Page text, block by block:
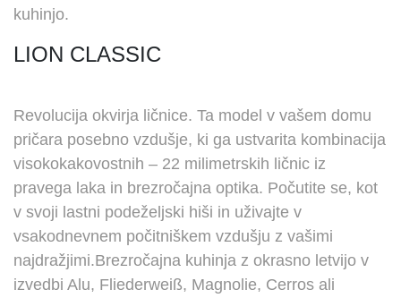
kuhinjo.
LION CLASSIC
Revolucija okvirja ličnice. Ta model v vašem domu
pričara posebno vzdušje, ki ga ustvarita kombinacija
visokokakovostnih – 22 milimetrskih ličnic iz
pravega laka in brezročajna optika. Počutite se, kot
v svoji lastni podeželjski hiši in uživajte v
vsakodnevnem počitniškem vzdušju z vašimi
najdražjimi.Brezročajna kuhinja z okrasno letvijo v
izvedbi Alu, Fliederweiß, Magnolie, Cerros ali